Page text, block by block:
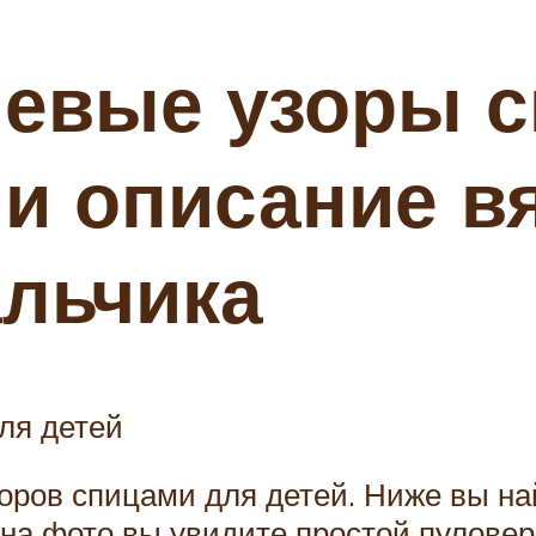
узоры
описание
детей
спицами для детей. Ниже вы